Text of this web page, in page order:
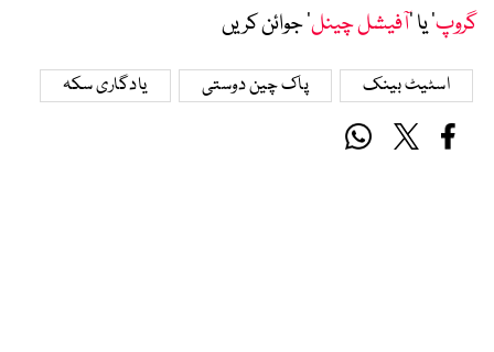
گروپ‘ یا ’آفیشل چینل‘ جوائن کریں
اسٹیٹ بینک پاک چین دوستی یادگاری سکہ